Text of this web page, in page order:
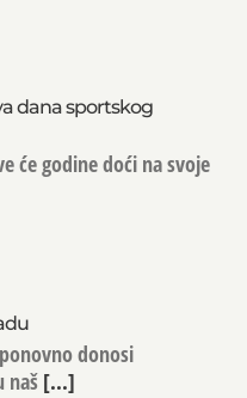
dana sportskog
će godine doći na svoje
donosi
naš [...]